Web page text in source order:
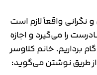
واقعاً لازم است
را می‌گیرد و اجازه
برداریم. خانم کلاوسر
طریق نوشتن می‌گوید: